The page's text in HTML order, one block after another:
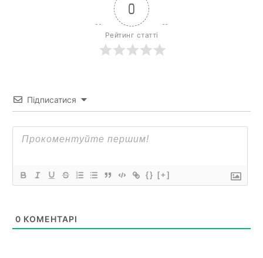
0
Рейтинг статті
Підписатися
{} [+]
0 КОМЕНТАРІ